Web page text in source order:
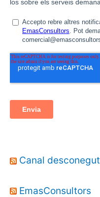
Canal desconegut
EmasConsultors